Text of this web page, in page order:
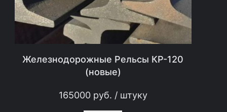
Железнодорожные Рельсы КР-120
(новые)
165000руб. / штуку